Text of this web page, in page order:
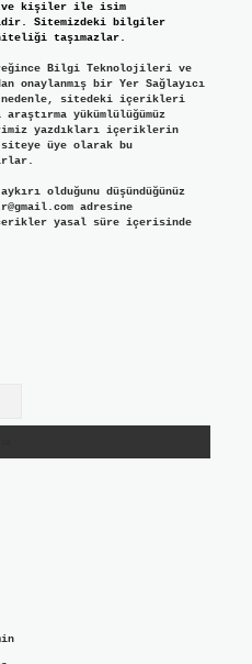
ve kişiler ile isim
Sitemizdeki bilgiler
taşımazlar.
Bilgi Teknolojileri ve
onaylanmış bir Yer Sağlayıcı
nedenle, sitedeki içerikleri
yükümlülüğümüz
yazdıkları içeriklerin
siteye üye olarak bu
olduğunu düşündüğünüz
adresine
yasal süre içerisinde